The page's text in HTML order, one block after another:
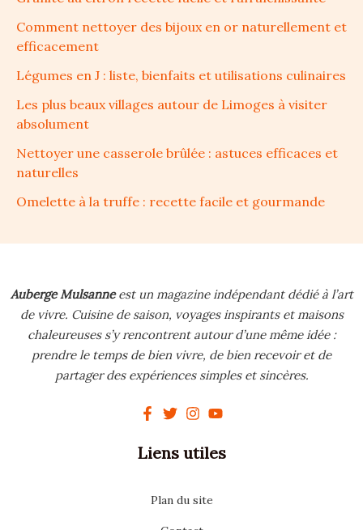
Comment nettoyer des bijoux en or naturellement et
efficacement
Légumes en J : liste, bienfaits et utilisations culinaires
Les plus beaux villages autour de Limoges à visiter
absolument
Nettoyer une casserole brûlée : astuces efficaces et
naturelles
Omelette à la truffe : recette facile et gourmande
Auberge Mulsanneest un magazine indépendant dédié à l’art
de vivre. Cuisine de saison, voyages inspirants et maisons
chaleureuses s’y rencontrent autour d’une même idée :
prendre le temps de bien vivre, de bien recevoir et de
partager des expériences simples et sincères.
Liens utiles
Plan du site